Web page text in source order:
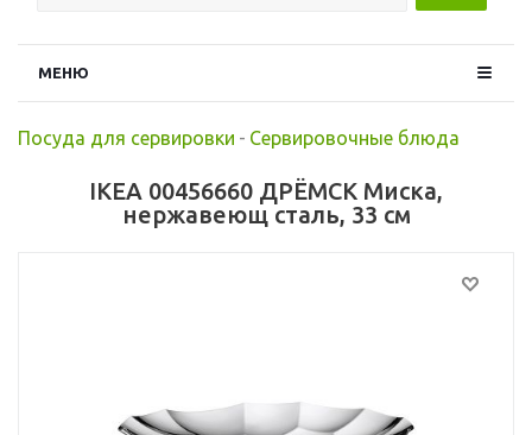
МЕНЮ
Посуда для сервировки - Сервировочные блюда
IKEA 00456660 ДРЁМСК Миска,
нержавеющ сталь, 33 см